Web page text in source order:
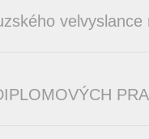
velvyslance